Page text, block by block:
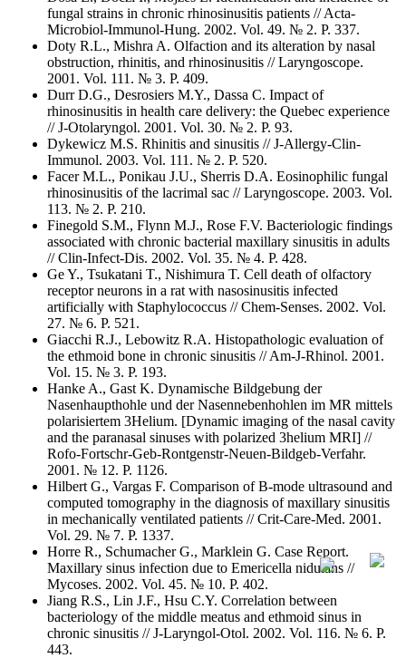
fungal strains in chronic rhinosinusitis patients // Acta-
Microbiol-Immunol-Hung. 2002. Vol. 49. № 2. Р. 337.
Doty R.L., Mishra A. Olfaction and its alteration by nasal
obstruction, rhinitis, and rhinosinusitis // Laryngoscope.
2001. Vol. 111. № 3. Р. 409.
Durr D.G., Desrosiers M.Y., Dassa C. Impact of
rhinosinusitis in health care delivery: the Quebec experience
// J-Otolaryngol. 2001. Vol. 30. № 2. Р. 93.
Dykewicz M.S. Rhinitis and sinusitis // J-Allergy-Clin-
Immunol. 2003. Vol. 111. № 2. Р. 520.
Facer M.L., Ponikau J.U., Sherris D.A. Eosinophilic fungal
rhinosinusitis of the lacrimal sac // Laryngoscope. 2003. Vol.
113. № 2. Р. 210.
Finegold S.M., Flynn M.J., Rose F.V. Bacteriologic findings
associated with chronic bacterial maxillary sinusitis in adults
// Clin-Infect-Dis. 2002. Vol. 35. № 4. Р. 428.
Ge Y., Tsukatani T., Nishimura T. Cell death of olfactory
receptor neurons in a rat with nasosinusitis infected
artificially with Staphylococcus // Chem-Senses. 2002. Vol.
27. № 6. Р. 521.
Giacchi R.J., Lebowitz R.A. Histopathologic evaluation of
the ethmoid bone in chronic sinusitis // Am-J-Rhinol. 2001.
Vol. 15. № 3. Р. 193.
Hanke A., Gast K. Dynamische Bildgebung der
Nasenhaupthohle und der Nasennebenhohlen im MR mittels
polarisiertem 3Helium. [Dynamic imaging of the nasal cavity
and the paranasal sinuses with polarized 3helium MRI] //
Rofo-Fortschr-Geb-Rontgenstr-Neuen-Bildgeb-Verfahr.
2001. № 12. Р. 1126.
Hilbert G., Vargas F. Comparison of B-mode ultrasound and
computed tomography in the diagnosis of maxillary sinusitis
in mechanically ventilated patients // Crit-Care-Med. 2001.
Vol. 29. № 7. Р. 1337.
Horre R., Schumacher G., Marklein G. Case Report.
Maxillary sinus infection due to Emericella nidulans //
Mycoses. 2002. Vol. 45. № 10. Р. 402.
Jiang R.S., Lin J.F., Hsu C.Y. Correlation between
bacteriology of the middle meatus and ethmoid sinus in
chronic sinusitis // J-Laryngol-Otol. 2002. Vol. 116. № 6. Р.
443.